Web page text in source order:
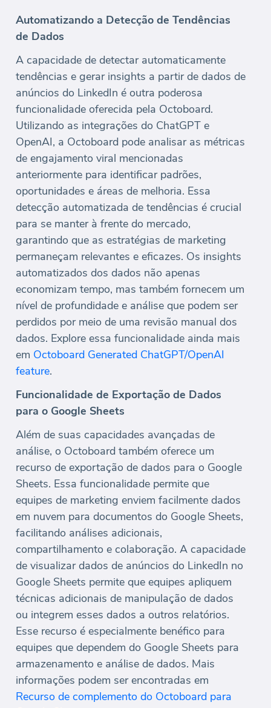
Automatizando a Detecção de Tendências
de Dados
A capacidade de detectar automaticamente
tendências e gerar insights a partir de dados de
anúncios do LinkedIn é outra poderosa
funcionalidade oferecida pela Octoboard.
Utilizando as integrações do ChatGPT e
OpenAI, a Octoboard pode analisar as métricas
de engajamento viral mencionadas
anteriormente para identificar padrões,
oportunidades e áreas de melhoria. Essa
detecção automatizada de tendências é crucial
para se manter à frente do mercado,
garantindo que as estratégias de marketing
permaneçam relevantes e eficazes. Os insights
automatizados dos dados não apenas
economizam tempo, mas também fornecem um
nível de profundidade e análise que podem ser
perdidos por meio de uma revisão manual dos
dados. Explore essa funcionalidade ainda mais
em Octoboard Generated ChatGPT/OpenAI
feature.
Funcionalidade de Exportação de Dados
para o Google Sheets
Além de suas capacidades avançadas de
análise, o Octoboard também oferece um
recurso de exportação de dados para o Google
Sheets. Essa funcionalidade permite que
equipes de marketing enviem facilmente dados
em nuvem para documentos do Google Sheets,
facilitando análises adicionais,
compartilhamento e colaboração. A capacidade
de visualizar dados de anúncios do LinkedIn no
Google Sheets permite que equipes apliquem
técnicas adicionais de manipulação de dados
ou integrem esses dados a outros relatórios.
Esse recurso é especialmente benéfico para
equipes que dependem do Google Sheets para
armazenamento e análise de dados. Mais
informações podem ser encontradas em
Recurso de complemento do Octoboard para